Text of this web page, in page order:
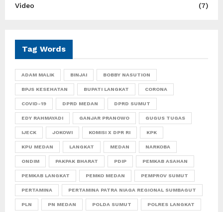
Video
(7)
Tag Words
ADAM MALIK BINJAI BOBBY NASUTION
BPJS KESEHATAN BUPATI LANGKAT CORONA
COVID-19 DPRD MEDAN DPRD SUMUT
EDY RAHMAYADI GANJAR PRANOWO GUGUS TUGAS
IJECK JOKOWI KOMISI X DPR RI KPK
KPU MEDAN LANGKAT MEDAN NARKOBA
ONDIM PAKPAK BHARAT PDIP PEMKAB ASAHAN
PEMKAB LANGKAT PEMKO MEDAN PEMPROV SUMUT
PERTAMINA PERTAMINA PATRA NIAGA REGIONAL SUMBAGUT
PLN PN MEDAN POLDA SUMUT POLRES LANGKAT